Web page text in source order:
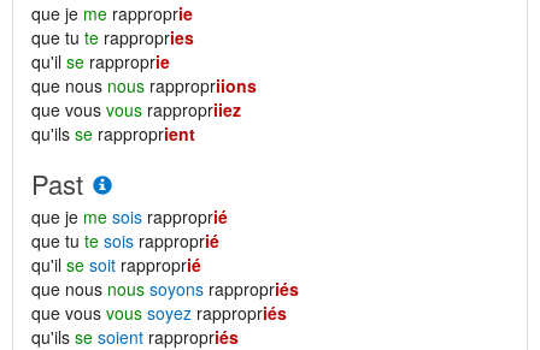
que je me rapproprie
que tu te rappropries
qu'il se rapproprie
que nous nous rappropriions
que vous vous rappropriiez
qu'ils se rapproprient
Past
que je me sois rapproprié
que tu te sois rapproprié
qu'il se soit rapproprié
que nous nous soyons rappropriés
que vous vous soyez rappropriés
qu'ils se soient rappropriés